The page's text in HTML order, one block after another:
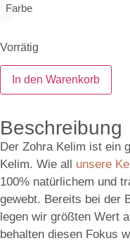
Farbe
Vorrätig
In den Warenkorb
Beschreibung
Der Zohra Kelim ist ein
Kelim. Wie all unsere
100% natürlichem und
gewebt. Bereits bei der
legen wir größten Wert
behalten diesen Fokus